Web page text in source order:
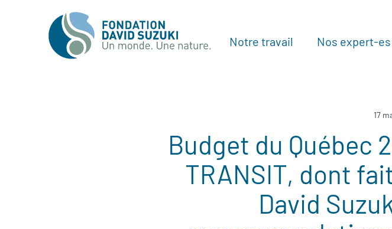
Notre travail Nos expert-es
17
Budget du Québec
TRANSIT, dont
David